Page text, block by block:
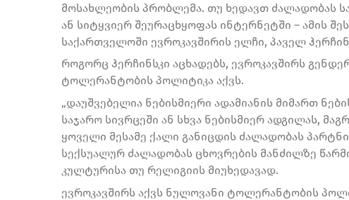
მოსახლეობის პრობლემა. თუ ხედავთ ძალადობას
ან სიტყვიერ შეურაცხყოფას ინტერნეტში – ამის
საქართველოში ევროკავშირის ელჩი, პაველ
როგორც ჰერჩინსკი აცხადებს, ევროკავშირს
ტოლერანტობის პოლიტიკა აქვს.
„დაუშვებელია ნებისმიერი ადამიანის მიმართ
საჯარო სივრცეში ან სხვა ნებისმიერ ადგილას,
ყოველი მესამე ქალი განიცდის ძალადობას
სექსუალურ ძალადობას ცხოვრების მანძილზე
კულტურისა თუ რელიგიის მიუხედავად.
ევროკავშირს აქვს ნულოვანი ტოლერანტობის